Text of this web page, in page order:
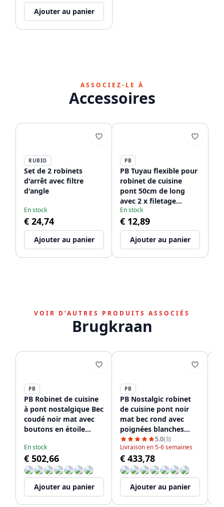
Ajouter au panier
ASSOCIEZ-LE À
Accessoires
RUBIO
Set de 2 robinets
d'arrêt avec filtre
d'angle
En stock
€ 24,74
Ajouter au panier
PB
PB Tuyau flexible pour
robinet de cuisine
pont 50cm de long
avec 2 x filetage
intérieur 1/2 + 3/8
1208953845
En stock
€ 12,89
Ajouter au panier
VOIR D’AUTRES PRODUITS ASSOCIÉS
Brugkraan
PB
PB Robinet de cuisine
à pont nostalgique Bec
coudé noir mat avec
boutons en étoile
En stock
€ 502,66
Ajouter au panier
PB
PB Nostalgic robinet
de cuisine pont noir
mat bec rond avec
poignées blanches
PBN.ZW.R.WH
5.0(3)
Livraison en 5-6 semaines
€ 433,78
Ajouter au panier